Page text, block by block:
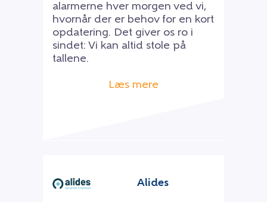
alarmerne hver morgen ved vi,
hvornår der er behov for en kort
opdatering. Det giver os ro i
sindet: Vi kan altid stole på
tallene.
Læs mere
Alides